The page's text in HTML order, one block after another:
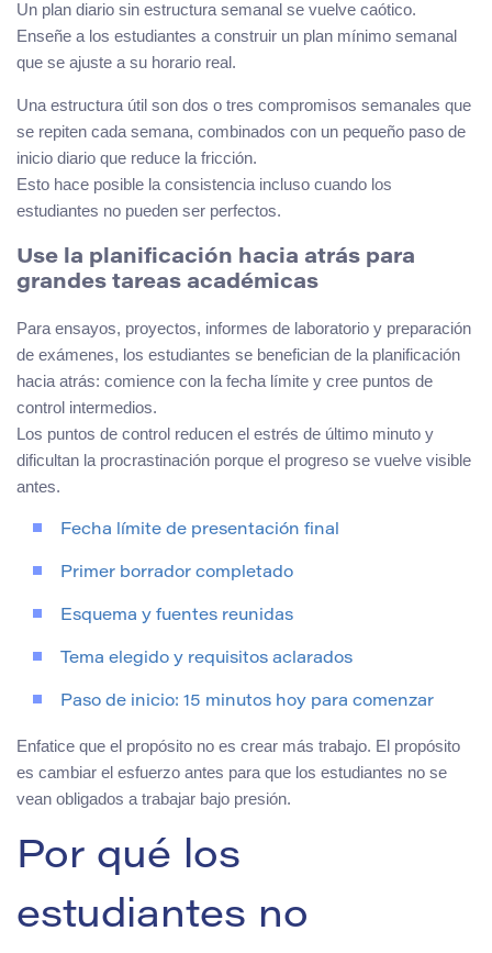
Un plan diario sin estructura semanal se vuelve caótico.
Enseñe a los estudiantes a construir un plan mínimo semanal
que se ajuste a su horario real.
Una estructura útil son dos o tres compromisos semanales que
se repiten cada semana, combinados con un pequeño paso de
inicio diario que reduce la fricción.
Esto hace posible la consistencia incluso cuando los
estudiantes no pueden ser perfectos.
Use la planificación hacia atrás para
grandes tareas académicas
Para ensayos, proyectos, informes de laboratorio y preparación
de exámenes, los estudiantes se benefician de la planificación
hacia atrás: comience con la fecha límite y cree puntos de
control intermedios.
Los puntos de control reducen el estrés de último minuto y
dificultan la procrastinación porque el progreso se vuelve visible
antes.
Fecha límite de presentación final
Primer borrador completado
Esquema y fuentes reunidas
Tema elegido y requisitos aclarados
Paso de inicio: 15 minutos hoy para comenzar
Enfatice que el propósito no es crear más trabajo. El propósito
es cambiar el esfuerzo antes para que los estudiantes no se
vean obligados a trabajar bajo presión.
Por qué los
estudiantes no